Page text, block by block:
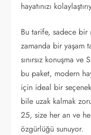
hayatınızı
Bu tarife, sadece
zamanda bir yaşam
sınırsız konuşma ve
bu paket, modern
için ideal bir
bile uzak kalmak
25, size her an ve
özgürlüğü sunuyor.